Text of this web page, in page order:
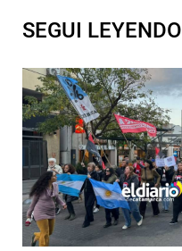
SEGUI LEYENDO